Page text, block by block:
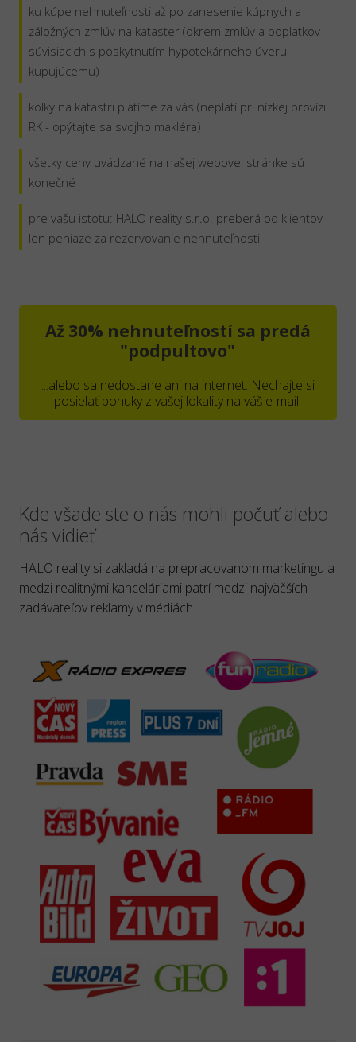
ku kúpe nehnuteľnosti až po zanesenie kúpnych a
záložných zmlúv na kataster (okrem zmlúv a poplatkov
súvisiacich s poskytnutím hypotekárneho úveru
kupujúcemu)
kolky na katastri platíme za vás (neplatí pri nízkej provízii
RK - opýtajte sa svojho makléra)
všetky ceny uvádzané na našej webovej stránke sú
konečné
pre vašu istotu: HALO reality s.r.o. preberá od klientov
len peniaze za rezervovanie nehnuteľnosti
Až 30% nehnuteľností sa predá
"podpultovo"
...alebo sa nedostane ani na internet. Nechajte si
posielať ponuky z vašej lokality na váš e-mail.
Kde všade ste o nás mohli počuť alebo
nás vidieť
HALO reality si zakladá na prepracovanom marketingu a
medzi realitnými kanceláriami patrí medzi najväčších
zadávateľov reklamy v médiách.